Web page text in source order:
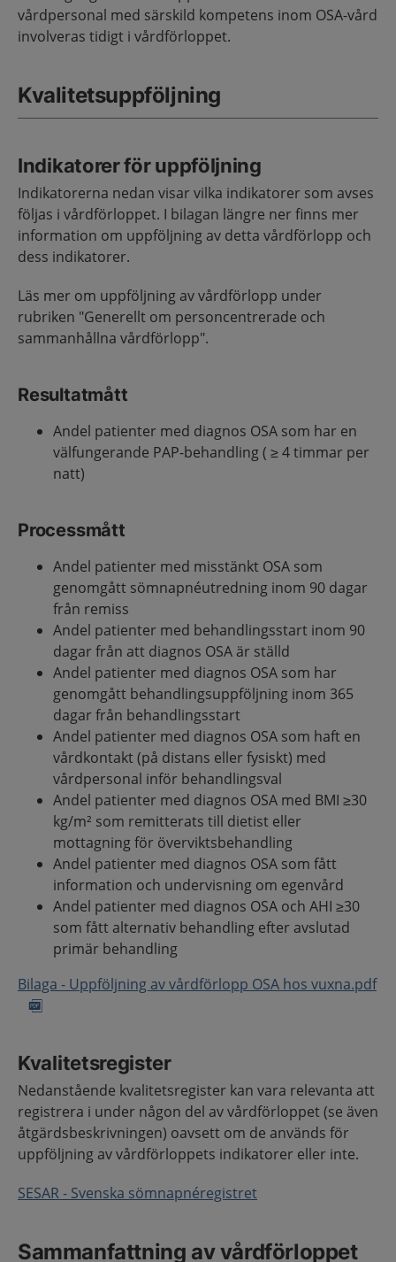
vårdpersonal med särskild kompetens inom OSA-vård
involveras tidigt i vårdförloppet.
Kvalitetsuppföljning
Indikatorer för uppföljning
Indikatorerna nedan visar vilka indikatorer som avses
följas i vårdförloppet. I bilagan längre ner finns mer
information om uppföljning av detta vårdförlopp och
dess indikatorer.
Läs mer om uppföljning av vårdförlopp under
rubriken "Generellt om personcentrerade och
sammanhållna vårdförlopp".
Resultatmått
Andel patienter med diagnos OSA som har en
välfungerande PAP-behandling ( ≥ 4 timmar per
natt)
Processmått
Andel patienter med misstänkt OSA som
genomgått sömnapnéutredning inom 90 dagar
från remiss
Andel patienter med behandlingsstart inom 90
dagar från att diagnos OSA är ställd
Andel patienter med diagnos OSA som har
genomgått behandlingsuppföljning inom 365
dagar från behandlingsstart
Andel patienter med diagnos OSA som haft en
vårdkontakt (på distans eller fysiskt) med
vårdpersonal inför behandlingsval
Andel patienter med diagnos OSA med BMI ≥30
kg/m² som remitterats till dietist eller
mottagning för överviktsbehandling
Andel patienter med diagnos OSA som fått
information och undervisning om egenvård
Andel patienter med diagnos OSA och AHI ≥30
som fått alternativ behandling efter avslutad
primär behandling
Bilaga - Uppföljning av vårdförlopp OSA hos vuxna.pdf
Kvalitetsregister
Nedanstående kvalitetsregister kan vara relevanta att
registrera i under någon del av vårdförloppet (se även
åtgärdsbeskrivningen) oavsett om de används för
uppföljning av vårdförloppets indikatorer eller inte.
SESAR - Svenska sömnapnéregistret
Sammanfattning av vårdförloppet